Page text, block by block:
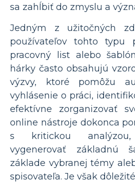
sa zahĺbiť do zmyslu a
Jedným z užitočných
používateľov tohto typu
pracovný list alebo
hárky často obsahujú
výzvy, ktoré pomôžu
vyhlásenie o práci,
efektívne zorganizovať
online nástroje dokonca
s kritickou
vygenerovať základnú
základe vybranej témy
spisovateľa. Je však